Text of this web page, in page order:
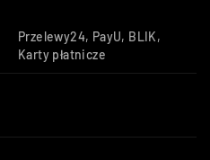
Przelewy24, PayU, BLIK,
Karty płatnicze